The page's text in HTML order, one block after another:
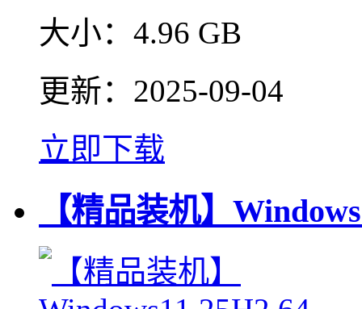
大小： 4.96 GB
更新： 2025-09-04
立即下载
【精品装机】